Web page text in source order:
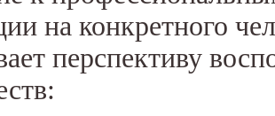
на конкретного
перспективу